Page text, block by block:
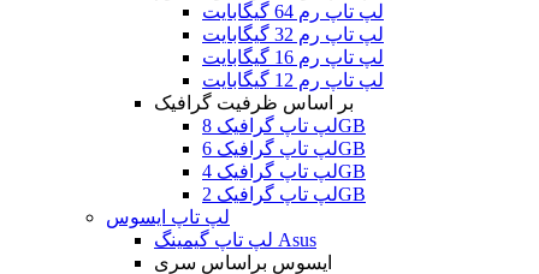
لپ تاپ رم 64 گیگابایت
لپ تاپ رم 32 گیگابایت
لپ تاپ رم 16 گیگابایت
لپ تاپ رم 12 گیگابایت
بر اساس ظرفیت گرافیک
لپ تاپ گرافیک 8GB
لپ تاپ گرافیک 6GB
لپ تاپ گرافیک 4GB
لپ تاپ گرافیک 2GB
لپ تاپ ایسوس
لپ تاپ گیمینگ Asus
ایسوس براساس سری